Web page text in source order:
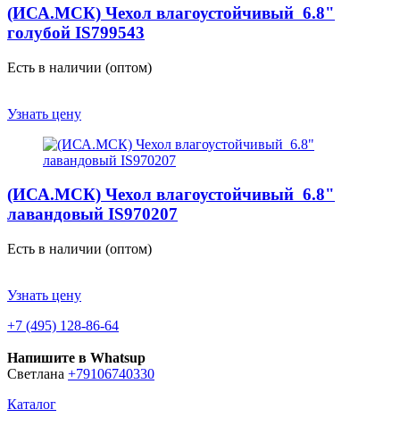
(ИСА.МСК) Чехол влагоустойчивый 6.8"
голубой IS799543
Есть в наличии (оптом)
Узнать цену
(ИСА.МСК) Чехол влагоустойчивый 6.8"
лавандовый IS970207
Есть в наличии (оптом)
Узнать цену
+7 (495) 128-86-64
Напишите в Whatsup
Светлана +79106740330
Каталог